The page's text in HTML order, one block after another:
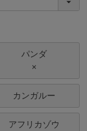
パンダ
×
カンガルー
アフリカゾウ